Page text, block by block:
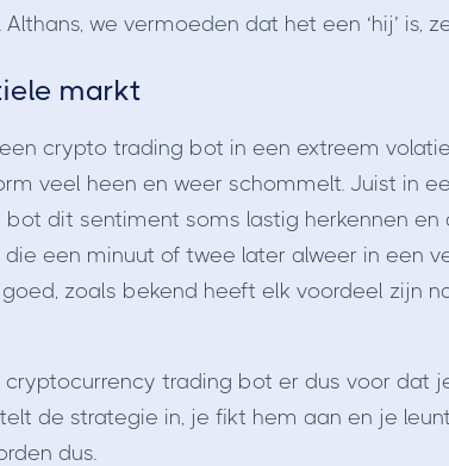
we vermoeden dat het een ‘hij’ is,
markt
crypto trading bot in een extreem
veel heen en weer schommelt. Juist in
bot dit sentiment soms lastig herkennen
een minuut of twee later alweer in een
zoals bekend heeft elk voordeel zijn
cryptocurrency trading bot er dus voor dat
de strategie in, je fikt hem aan en je
dus.